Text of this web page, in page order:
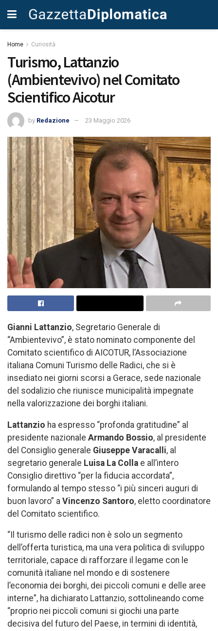
Home Curiosità
Turismo, Lattanzio
(Ambientevivo) nel Comitato
Scientifico Aicotur
by Redazione 23 Maggio 2026
Gianni Lattanzio, Segretario Generale di
“Ambientevivo”, è stato nominato componente del
Comitato scientifico di AICOTUR, l’Associazione
italiana Comuni Turismo delle Radici, che si è
insediato nei giorni scorsi a Gerace, sede nazionale
del sodalizio che riunisce municipalità impegnate
nella valorizzazione dei borghi italiani.
Lattanzio ha espresso “profonda gratitudine” al
presidente nazionale Armando Bossio, al presidente
del Consiglio generale Giuseppe Varacalli, al
segretario generale Luisa La Colla e all’intero
Consiglio direttivo “per la fiducia accordata”,
formulando al tempo stesso “i più sinceri auguri di
buon lavoro” a Vincenzo Santoro, eletto coordinatore
del Comitato scientifico.
“Il turismo delle radici non è solo un segmento
dell’offerta turistica, ma una vera politica di sviluppo
territoriale, capace di rafforzare il legame con le
comunità italiane nel mondo e di sostenere
l’economia dei borghi, dei piccoli comuni e delle aree
interne”, ha dichiarato Lattanzio, sottolineando come
“proprio nei piccoli comuni si giochi una parte
decisiva del futuro del Paese, in termini di identità,